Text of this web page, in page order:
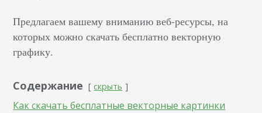
Предлагаем вашему вниманию веб-ресурсы, на
которых можно скачать бесплатно векторную
графику.
Содержание скрыть
Как скачать бесплатные векторные картинки